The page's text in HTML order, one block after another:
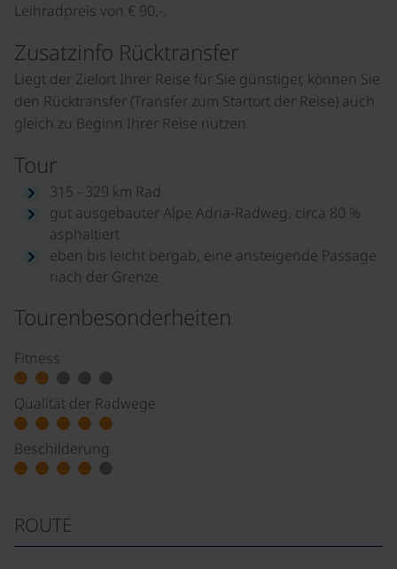
Leihradpreis von € 90,-.
Zusatzinfo Rücktransfer
Liegt der Zielort Ihrer Reise für Sie günstiger, können Sie
den Rücktransfer (Transfer zum Startort der Reise) auch
gleich zu Beginn Ihrer Reise nutzen.
Tour
315 - 329 km Rad
gut ausgebauter Alpe Adria-Radweg, circa 80 %
asphaltiert
eben bis leicht bergab, eine ansteigende Passage
nach der Grenze
Tourenbesonderheiten
Fitness
Qualität der Radwege
Beschilderung
ROUTE